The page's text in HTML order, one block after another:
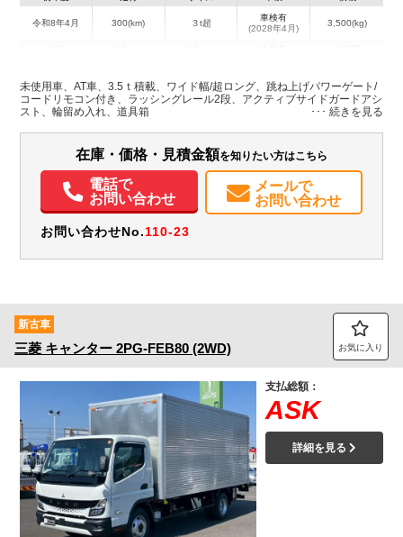
令和8年4月 300(km) ３t超
車検有
(2028年4月)
3,500(kg)
千葉県
W:2,080
H:2,060
W:2,190
H:3,150
無
パワステ パワーウィンドウ ABS エアバッグ
集中ドアロック
電動格納ミラー
ETC バックモニター 取扱説明書（一部含む）
未使用車、AT車、3.5ｔ積載、ワイド幅/超ロング、跳ね上げパワーゲート/
コードリモコン付き、ラッシングレール2段、アクティブサイドガードアシ
スト、輪留め入れ、道具箱
在庫・価格・見積金額を知りたい方はこちら
電話で
お問い合わせ
メールで
お問い合わせ
お問い合わせNo.110-23
新古車
三菱 キャンター 2PG-FEB80 (2WD) お気に入り
支払総額：
ASK
詳細を見る